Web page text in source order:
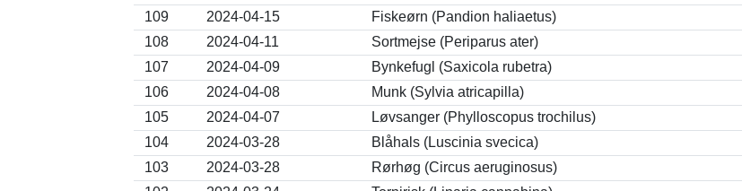
109
2024-04-15
Fiskeørn (Pandion haliaetus)
108
2024-04-11
Sortmejse (Periparus ater)
107
2024-04-09
Bynkefugl (Saxicola rubetra)
106
2024-04-08
Munk (Sylvia atricapilla)
105
2024-04-07
Løvsanger (Phylloscopus trochilus)
104
2024-03-28
Blåhals (Luscinia svecica)
103
2024-03-28
Rørhøg (Circus aeruginosus)